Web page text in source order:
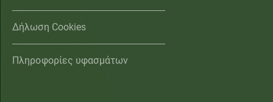
Δήλωση Cookies
Πληροφορίες υφασμάτων